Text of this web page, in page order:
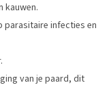
kauwen.
infecties en
van je paard, dit